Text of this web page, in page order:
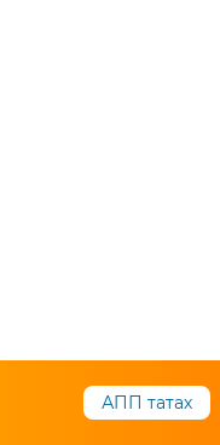
АПП татах